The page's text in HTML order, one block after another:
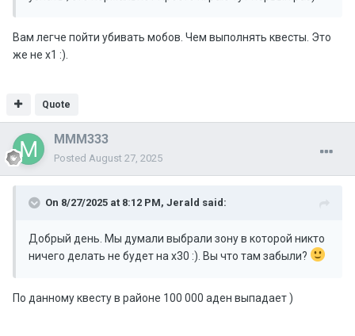
Вам легче пойти убивать мобов. Чем выполнять квесты. Это
же не х1 :).
Quote
MMM333
Posted August 27, 2025
On 8/27/2025 at 8:12 PM, Jerald said:
Добрый день. Мы думали выбрали зону в которой никто
ничего делать не будет на х30 :). Вы что там забыли?
По данному квесту в районе 100 000 аден выпадает )